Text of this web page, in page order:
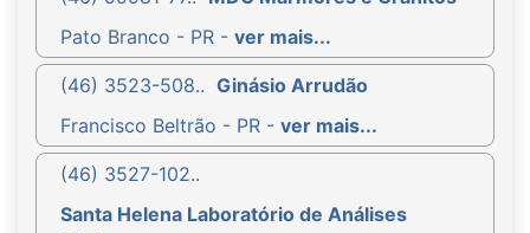
Pato Branco - PR - ver mais...
(46) 3523-508.. Ginásio Arrudão
Francisco Beltrão - PR - ver mais...
(46) 3527-102..
Santa Helena Laboratório de Análises